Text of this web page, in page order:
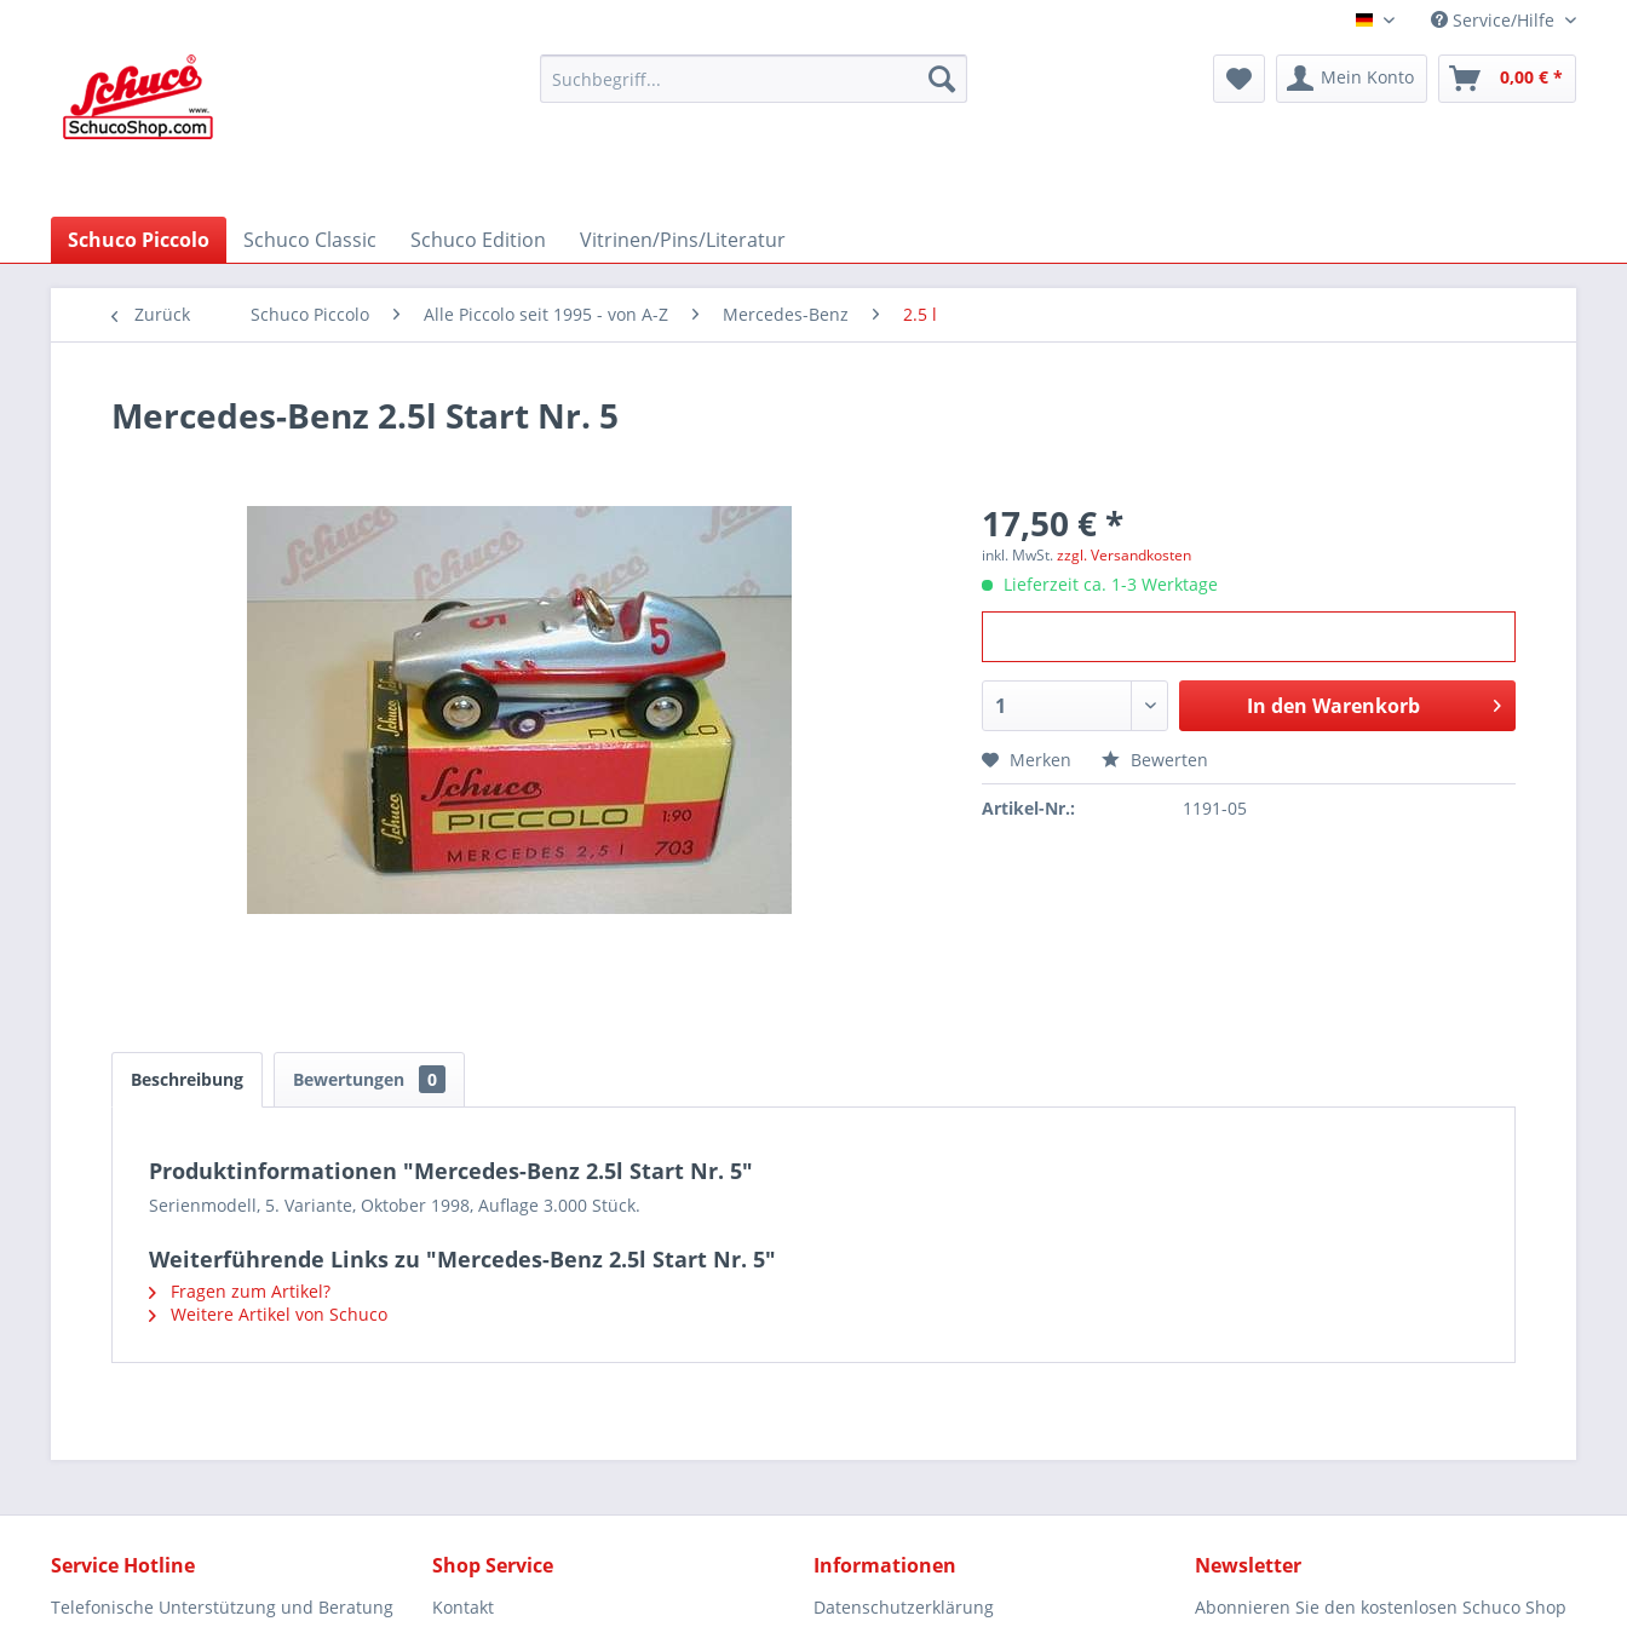
Deutsch Service/Hilfe
Mein Konto 0,00 € *
Schuco Piccolo Schuco Classic Schuco Edition Vitrinen/Pins/Literatur
Zurück Schuco Piccolo Alle Piccolo seit 1995 - von A-Z Mercedes-Benz 2.5 l
Mercedes-Benz 2.5l Start Nr. 5
17,50 € *
inkl. MwSt.zzgl. Versandkosten
Lieferzeit ca. 1-3 Werktage
In den Warenkorb
Merken Bewerten
Artikel-Nr.: 1191-05
Beschreibung Bewertungen 0
Produktinformationen "Mercedes-Benz 2.5l Start Nr. 5"
Serienmodell, 5. Variante, Oktober 1998, Auflage 3.000 Stück.
Weiterführende Links zu "Mercedes-Benz 2.5l Start Nr. 5"
Fragen zum Artikel?
Weitere Artikel von Schuco
Service Hotline
Telefonische Unterstützung und Beratung
Shop Service
Kontakt
Informationen
Datenschutzerklärung
Newsletter
Abonnieren Sie den kostenlosen Schuco Shop